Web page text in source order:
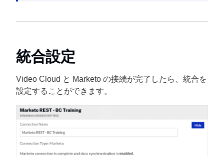
統合設定
Video Cloud と Marketo の接続が完了したら、統合を
設定することができます。